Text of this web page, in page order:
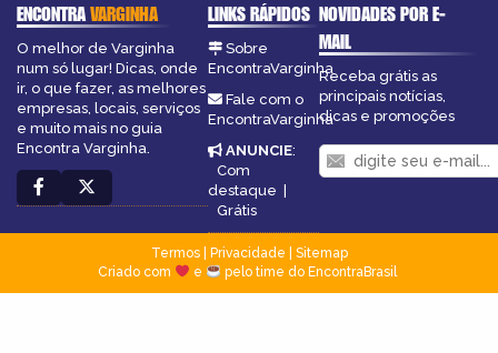
ENCONTRAVARGINHA
O melhor de Varginha
num só lugar! Dicas, onde
ir, o que fazer, as melhores
empresas, locais, serviços
e muito mais no guia
Encontra Varginha.
LINKS RÁPIDOS
Sobre
EncontraVarginha
Fale com o
EncontraVarginha
ANUNCIE:
Com
destaque |
Grátis
NOVIDADES POR E-
MAIL
Receba grátis as
principais notícias,
dicas e promoções
Termos| Privacidade
Sitemap
Criado com
e pelo time do EncontraBrasil